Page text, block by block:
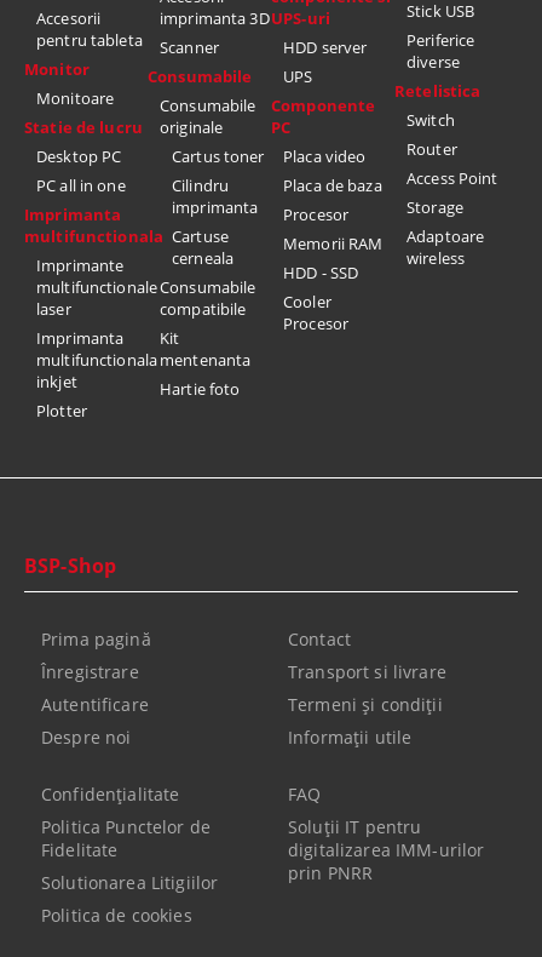
Accesorii
pentru tableta
Monitor
Monitoare
Statie de lucru
Desktop PC
PC all in one
Imprimanta
multifunctionala
Imprimante
multifunctionale
laser
Imprimanta
multifunctionala
inkjet
Plotter
imprimanta 3D
Scanner
Consumabile
Consumabile
originale
Cartus toner
Cilindru
imprimanta
Cartuse
cerneala
Consumabile
compatibile
Kit
mentenanta
Hartie foto
UPS-uri
HDD server
UPS
Componente
PC
Placa video
Placa de baza
Procesor
Memorii RAM
HDD - SSD
Cooler
Procesor
Stick USB
Periferice
diverse
Retelistica
Switch
Router
Access Point
Storage
Adaptoare
wireless
BSP-Shop
Prima pagină
Înregistrare
Autentificare
Despre noi
Contact
Transport si livrare
Termeni şi condiţii
Informaţii utile
Confidenţialitate
Politica Punctelor de
Fidelitate
Solutionarea Litigiilor
Politica de cookies
FAQ
Soluții IT pentru
digitalizarea IMM-urilor
prin PNRR